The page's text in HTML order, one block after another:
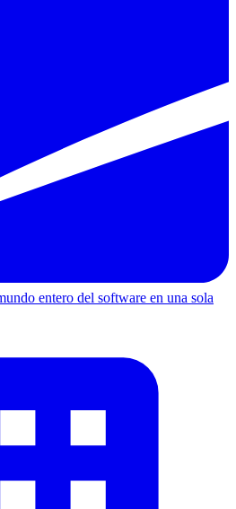
entero del software en una sola